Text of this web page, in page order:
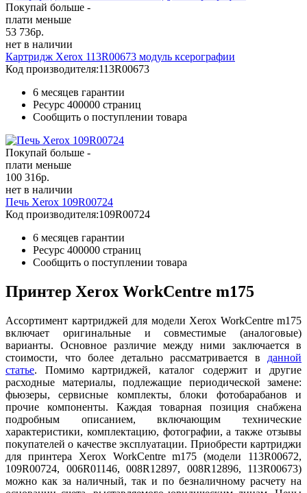
Покупай больше -
плати меньше
53 736р.
нет в наличии
Картридж Xerox 113R00673 модуль ксерографии
Код производителя:113R00673
6 месяцев гарантии
Ресурс 400000 страниц
Сообщить о поступлении товара
Покупай больше -
плати меньше
100 316р.
нет в наличии
Печь Xerox 109R00724
Код производителя:109R00724
6 месяцев гарантии
Ресурс 400000 страниц
Сообщить о поступлении товара
Принтер Xerox WorkCentre m175
Ассортимент картриджей для модели Xerox WorkCentre m175
включает оригинальные и совместимые (аналоговые)
варианты. Основное различие между ними заключается в
стоимости, что более детально рассматривается в данной
статье. Помимо картриджей, каталог содержит и другие
расходные материалы, подлежащие периодической замене:
фьюзеры, сервисные комплекты, блоки фотобарабанов и
прочие компоненты. Каждая товарная позиция снабжена
подробным описанием, включающим технические
характеристики, комплектацию, фотографии, а также отзывы
покупателей о качестве эксплуатации. Приобрести картриджи
для принтера Xerox WorkCentre m175 (модели 113R00672,
109R00724, 006R01146, 008R12897, 008R12896, 113R00673)
можно как за наличный, так и по безналичному расчету на